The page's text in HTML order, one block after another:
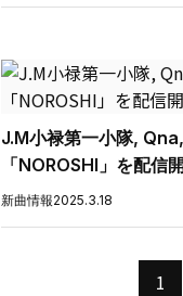
J.M小禄第一小隊, Qna,
「NOROSHI」を配信
新曲情報2025.3.18
1